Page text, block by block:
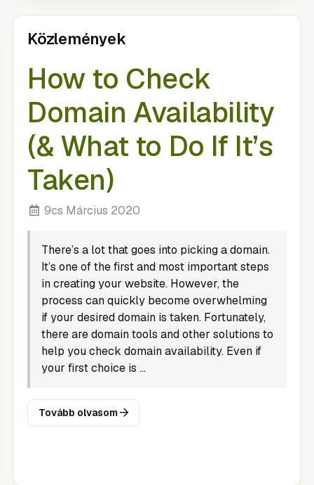
Közlemények
How to Check
Domain Availability
(& What to Do If It’s
Taken)
9cs Március 2020
There’s a lot that goes into picking a domain.
It’s one of the first and most important steps
in creating your website. However, the
process can quickly become overwhelming
if your desired domain is taken. Fortunately,
there are domain tools and other solutions to
help you check domain availability. Even if
your first choice is ...
Tovább olvasom